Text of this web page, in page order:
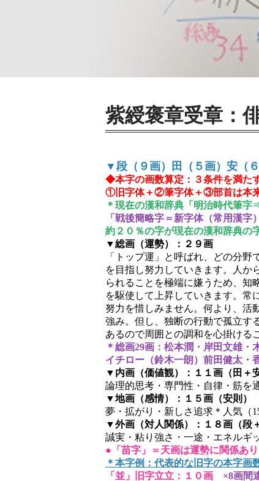
紫綬褒章受章：
▼段（９画）田（５画）安（６
◆本字の画数算定：３条件を満た
①旧字体＋②筆字体＋③部首は本
＊現在の漢和辞典「明治時代筆
「戦後簡略字＝新字体（常用漢字
約２０％の字が現在の漢和辞典の
▼総画（運勢）：２９画
「トップ運」と呼ばれ、どの分野
を目指し努力していきます。人か
られることを極端に嫌うため、知
を駆使して上昇していきます。常
努力を惜しみません。何より、活
強み。但し、独断の行動で孤立す
あるので周囲との調和を心掛ける
＊総画29画：松本潤・岸田文雄・
イチロー（鈴木一朗）前田健太・
▼内画（価値観）：１１画（田＋安
論理的思考・専門性・自律・筋を
▼地画（感情）：１５画（安則）
夢・拡がり・新しさ追求＊人気（15
▼外画（対人関係）：１８画（段
誠実・粘り強さ・一途・エネルギ
●「苗字」＝天画は運勢に関係あ
＊本字例：代表的な旧字の本字画
「並」旧字立立：１０画 ×8画間